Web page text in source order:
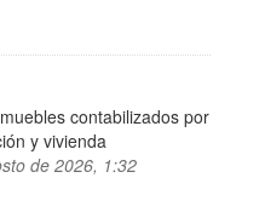
contabilizados por
y vivienda
de 2026, 1:32